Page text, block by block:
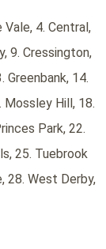
4. Central,
9. Cressington,
Greenbank, 14.
Mossley Hill, 18.
Park, 22.
25. Tuebrook
28. West Derby,